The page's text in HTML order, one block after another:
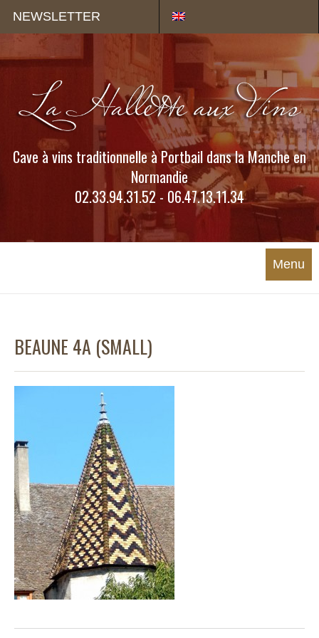
NEWSLETTER
Cave à vins traditionnelle à Portbail dans la Manche en
Normandie
02.33.94.31.52 - 06.47.13.11.34
Menu
BEAUNE 4A (SMALL)
Panneau de gestion des cookies